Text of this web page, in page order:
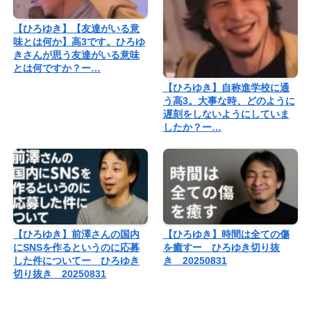
【ひろゆき】【友達がいる意
味とは何か】高3です。ひろゆ
きさんが思う友達がいる意味
とは何ですか？ー…
【ひろゆき】自称進学校に通
う高3。大事な時、どのように
遅刻をしないようにしていま
したか？ー…
【ひろゆき】前澤さんの国内
にSNSを作るというのに応募
した件についてー ひろゆき
切り抜き 20250831
【ひろゆき】時間は全ての傷
を癒すー ひろゆき切り抜
き 20250831